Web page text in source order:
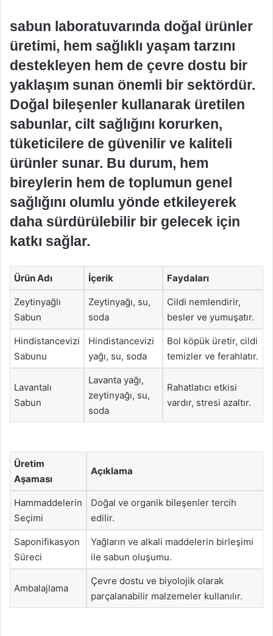
sabun laboratuvarında doğal ürünler
üretimi, hem sağlıklı yaşam tarzını
destekleyen hem de çevre dostu bir
yaklaşım sunan önemli bir sektördür.
Doğal bileşenler kullanarak üretilen
sabunlar, cilt sağlığını korurken,
tüketicilere de güvenilir ve kaliteli
ürünler sunar. Bu durum, hem
bireylerin hem de toplumun genel
sağlığını olumlu yönde etkileyerek
daha sürdürülebilir bir gelecek için
katkı sağlar.
Ürün Adı İçerik Faydaları
Zeytinyağlı
Sabun
Zeytinyağı, su,
soda
Cildi nemlendirir,
besler ve yumuşatır.
Hindistancevizi
Sabunu
Hindistancevizi
yağı, su, soda
Bol köpük üretir, cildi
temizler ve ferahlatır.
Lavantalı
Sabun
Lavanta yağı,
zeytinyağı, su,
soda
Rahatlatıcı etkisi
vardır, stresi azaltır.
Üretim
Aşaması
Açıklama
Hammaddelerin
Seçimi
Doğal ve organik bileşenler tercih
edilir.
Saponifikasyon
Süreci
Yağların ve alkali maddelerin birleşimi
ile sabun oluşumu.
Ambalajlama
Çevre dostu ve biyolojik olarak
parçalanabilir malzemeler kullanılır.